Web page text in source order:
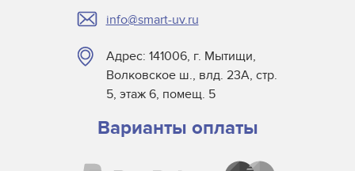
info@smart-uv.ru
Адрес: 141006, г. Мытищи,
Волковское ш., влд. 23А, стр.
5, этаж 6, помещ. 5
Варианты оплаты